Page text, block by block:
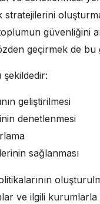
güvenliğini
geçirmek de bu
şekildedir:
geliştirilmesi
denetlenmesi
sağlanması
ve ilgili